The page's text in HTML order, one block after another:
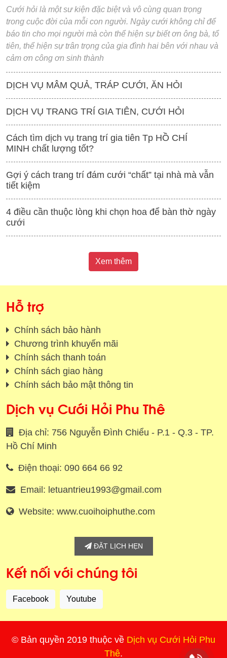
Cưới hỏi là một sư kiện đặc biệt và vô cùng quan trọng
trong cuộc đời của mỗi con người. Ngày cưới không chỉ để
báo tin cho mọi người mà còn thể hiện sự biết ơn ông bà, tổ
tiên, thể hiện sự trân trọng của gia đình hai bên với nhau và
cảm ơn công ơn sinh thành
DỊCH VỤ MÂM QUẢ, TRÁP CƯỚI, ĂN HỎI
DỊCH VỤ TRANG TRÍ GIA TIÊN, CƯỚI HỎI
Cách tìm dịch vụ trang trí gia tiên Tp HỒ CHÍ
MINH chất lượng tốt?
Gợi ý cách trang trí đám cưới “chất” tại nhà mà vẫn
tiết kiệm
4 điều cần thuộc lòng khi chọn hoa để bàn thờ ngày
cưới
Xem thêm
Hỗ trợ
Chính sách bảo hành
Chương trình khuyến mãi
Chính sách thanh toán
Chính sách giao hàng
Chính sách bảo mật thông tin
Dịch vụ Cưới Hỏi Phu Thê
Địa chỉ: 756 Nguyễn Đình Chiểu - P.1 - Q.3 - TP.
Hồ Chí Minh
Điện thoại: 090 664 66 92
Email: letuantrieu1993@gmail.com
Website: www.cuoihoiphuthe.com
ĐẶT LỊCH HẸN
Kết nối với chúng tôi
Facebook Youtube
© Bản quyền 2019 thuộc về Dịch vụ Cưới Hỏi Phu
Thê.